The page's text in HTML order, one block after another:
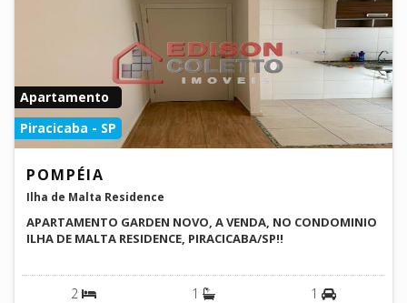
Apartamento
Piracicaba - SP
POMPÉIA
Ilha de Malta Residence
APARTAMENTO GARDEN NOVO, A VENDA, NO CONDOMINIO
ILHA DE MALTA RESIDENCE, PIRACICABA/SP!!
2 1 1